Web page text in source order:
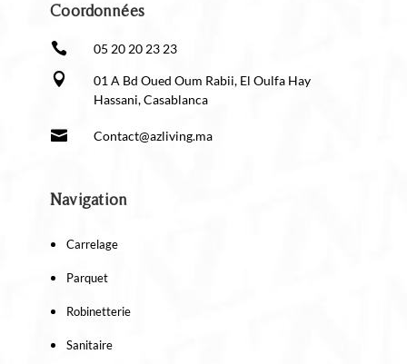
Coordonnées
 05 20 20 23 23

01 A Bd Oued Oum Rabii, El Oulfa Hay
Hassani, Casablanca
 Contact@azliving.ma
Navigation
Carrelage
Parquet
Robinetterie
Sanitaire